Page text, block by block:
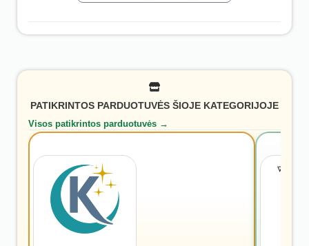
PATIKRINTOS PARDUOTUVĖS ŠIOJE KATEGORIJOJE
Visos patikrintos parduotuvės →